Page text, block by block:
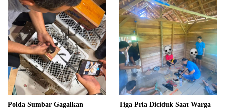
Polda Sumbar Gagalkan
Tiga Pria Diciduk Saat Warga